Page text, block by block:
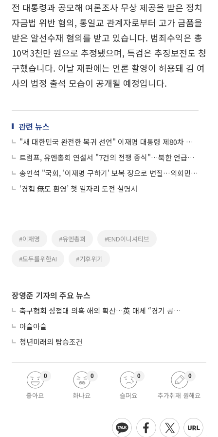
전 대통령과 공모해 여론조사 무상 제공을 받은 정치
자금법 위반 혐의, 통일교 관계자로부터 고가 금품을
받은 알선수재 혐의를 받고 있습니다. 범죄수익은 총
10억3천만 원으로 추정됐으며, 특검은 추징보전도 청
구했습니다. 이날 재판에는 언론 촬영이 허용돼 김 여
사의 법정 출석 모습이 공개될 예정입니다.
관련 뉴스
"새 대한민국 완전한 복귀 선언" 이재명 대통령 제80차 유엔총회 기조연설
트럼프, 유엔총회 연설서 "7건의 전쟁 종식"…북한 언급은 안해
송언석 "국회, '이재명 구하기' 보복 장으로 변질…의회민주주의 복원할 것"
‘경험 無도 환영’ 첫 일자리 도전 설명서
#이재명 #유엔총회 #END이니셔티브
#모두를위한AI #기후위기
장영준 기자의 주요 뉴스
축구협회 성접대 의혹 해외 확산…英 매체 “경기 공정성 의문”
아슬아슬
청년미래의 탑승조건
좋아요
0
화나요
0
슬퍼요
0
추가취재 원해요
0